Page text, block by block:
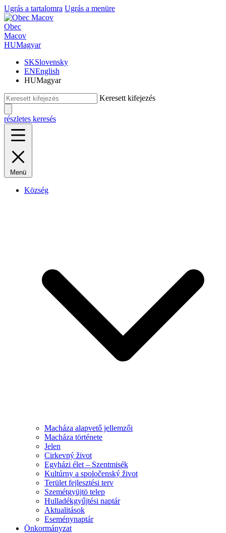
Ugrás a tartalomra Ugrás a menüre
Obec
Macov
HUMagyar
SKSlovensky
ENEnglish
HUMagyar
Keresett kifejezés
részletes keresés
Menü
Község
Macháza alapvető jellemzői
Macháza története
Jelen
Cirkevný život
Egyházi élet – Szentmisék
Kultúrny a spoločenský život
Terület fejlesztési terv
Szemétgyüjtö telep
Hulladékgyűjtési naptár
Aktualitások
Eseménynaptár
Önkormányzat